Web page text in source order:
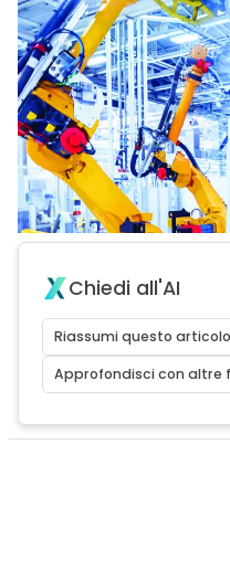
Chiedi all'AI
Riassumi questo articolo
Approfondisci con altre